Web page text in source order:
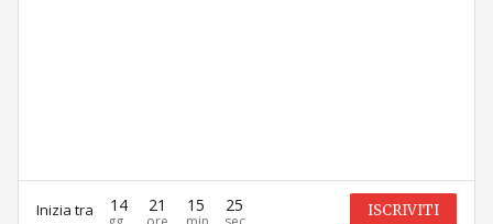
Inizia tra 14 21 15 25 ISCRIVITI